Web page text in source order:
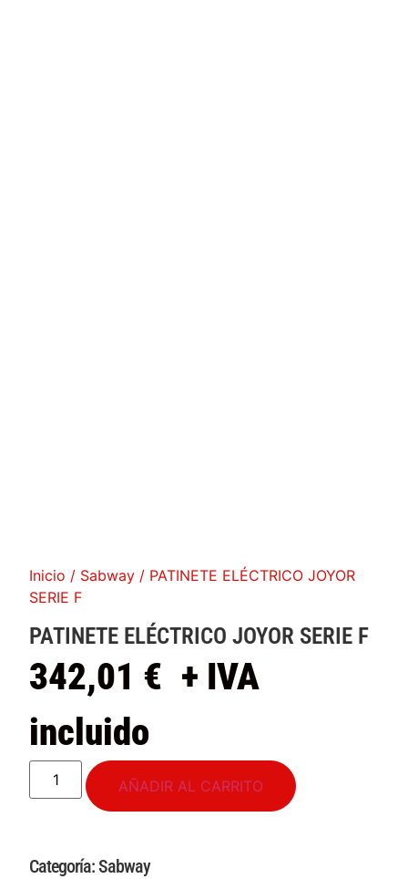
Inicio / Sabway / PATINETE ELÉCTRICO JOYOR
SERIE F
PATINETE ELÉCTRICO JOYOR SERIE F
342,01 € + IVA
incluido
AÑADIR AL CARRITO
Categoría:Sabway